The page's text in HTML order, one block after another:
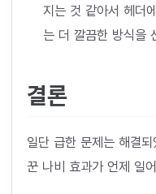
지는 것 같아서 헤더
는 더 깔끔한 방식을
결론
일단 급한 문제는 해결
꾼 나비 효과가 언제 일